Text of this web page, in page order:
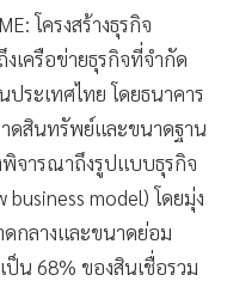
บรรษัทประกันสินเชื่อ
าส่วนสินเชื่อด้อย
ซึ่งสูงกว่าค่าเฉลี่ย
และมีแนวโน้มปรับ
มา ซึ่งสอดคล้องกับรูป
งลูกค้าที่มีความเสี่ยง
สูญ (credit cost) ของ